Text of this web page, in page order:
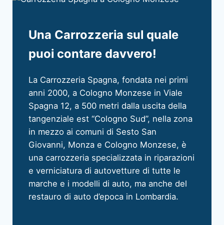
Una Carrozzeria sul quale
puoi contare davvero!
La Carrozzeria Spagna, fondata nei primi
anni 2000, a Cologno Monzese in Viale
Spagna 12, a 500 metri dalla uscita della
tangenziale est “Cologno Sud”, nella zona
in mezzo ai comuni di Sesto San
Giovanni, Monza e Cologno Monzese, è
una carrozzeria specializzata in riparazioni
e verniciatura di autovetture di tutte le
marche e i modelli di auto, ma anche del
restauro di auto d’epoca in Lombardia.